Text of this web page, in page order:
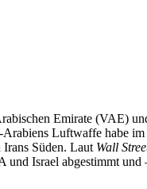
Emirate (VAE)
Arabiens Luftwaffe habe
Süden. Laut Wall
Israel abgestimmt